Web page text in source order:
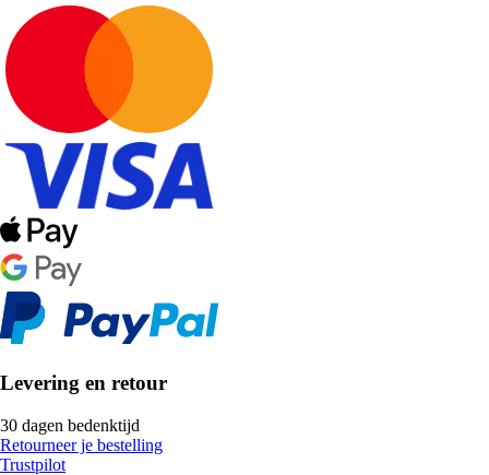
Levering en retour
30 dagen bedenktijd
Retourneer je bestelling
Trustpilot